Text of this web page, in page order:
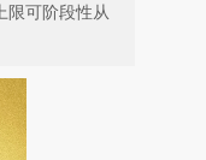
限可阶段性从